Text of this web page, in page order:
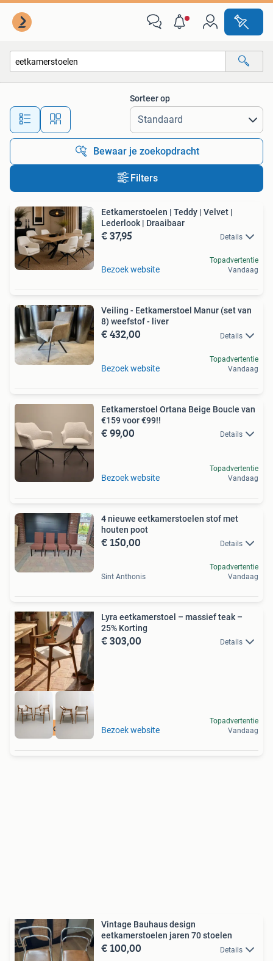
Alle afstanden…
Sorteer op
Bewaar je zoekopdracht
Filters
Eetkamerstoelen | Teddy | Velvet |
Lederlook | Draaibaar
€ 37,95 Details
Bezoek website
Topadvertentie
Vandaag
Veiling - Eetkamerstoel Manur (set van
8) weefstof - liver
€ 432,00 Details
Bezoek website
Topadvertentie
Vandaag
Eetkamerstoel Ortana Beige Boucle van
€159 voor €99!!
€ 99,00 Details
Bezoek website
Topadvertentie
Vandaag
4 nieuwe eetkamerstoelen stof met
houten poot
€ 150,00 Details
Sint Anthonis
Topadvertentie
Vandaag
Op Voorraad
Lyra eetkamerstoel – massief teak –
25% Korting
€ 303,00 Details
Bezoek website
Topadvertentie
Vandaag
Vintage Bauhaus design
eetkamerstoelen jaren 70 stoelen
€ 100,00 Details